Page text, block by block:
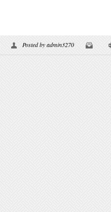
Posted byadmin3270